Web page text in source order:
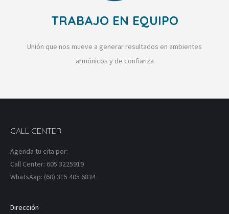
TRABAJO EN EQUIPO
Unión que nos mueve a generar resultados en ambientes
armónicos y de confianza
CALL CENTER
Agenda tu cita por:
Call Center: 605 3225919
WhatsAap: (60) 315 405 6834
Dirección